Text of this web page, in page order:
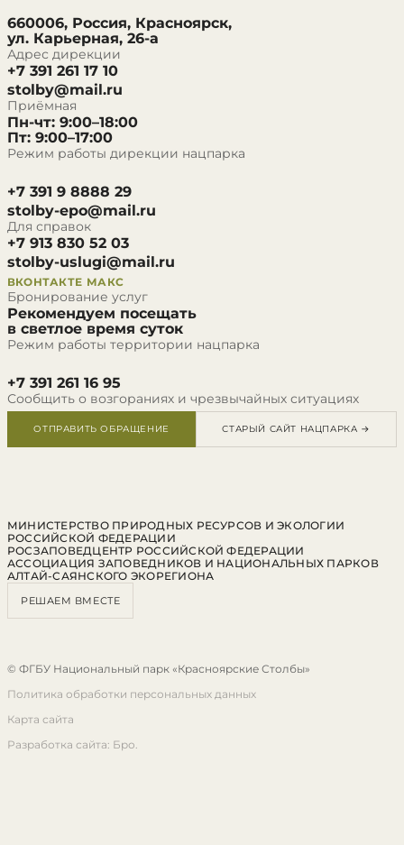
660006, Россия, Красноярск,
ул. Карьерная, 26-а
Адрес дирекции
+7 391 261 17 10
stolby@mail.ru
Приёмная
Пн-чт: 9:00–18:00
Пт: 9:00–17:00
Режим работы дирекции нацпарка
+7 391 9 8888 29
stolby-epo@mail.ru
Для справок
+7 913 830 52 03
stolby-uslugi@mail.ru
ВКОНТАКТЕ МАКС
Бронирование услуг
Рекомендуем посещать
в светлое время суток
Режим работы территории нацпарка
+7 391 261 16 95
Сообщить о возгораниях и чрезвычайных ситуациях
ОТПРАВИТЬ ОБРАЩЕНИЕ СТАРЫЙ САЙТ НАЦПАРКА →
МИНИСТЕРСТВО ПРИРОДНЫХ РЕСУРСОВ И ЭКОЛОГИИ
РОССИЙСКОЙ ФЕДЕРАЦИИ
РОСЗАПОВЕДЦЕНТР РОССИЙСКОЙ ФЕДЕРАЦИИ
АССОЦИАЦИЯ ЗАПОВЕДНИКОВ И НАЦИОНАЛЬНЫХ ПАРКОВ
АЛТАЙ-САЯНСКОГО ЭКОРЕГИОНА
РЕШАЕМ ВМЕСТЕ
© ФГБУ Национальный парк «Красноярские Столбы»
Политика обработки персональных данных
Карта сайта
Разработка сайта: Бро.